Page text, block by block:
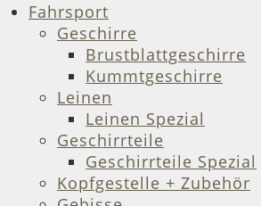
Fahrsport
Geschirre
Brustblattgeschirre
Kummtgeschirre
Leinen
Leinen Spezial
Geschirrteile
Geschirrteile Spezial
Kopfgestelle + Zubehör